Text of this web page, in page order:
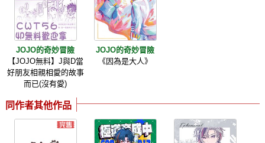
JOJO的奇妙冒險
【JOJO無料】J與D當
好朋友相親相愛的故事
而已(沒有愛)
JOJO的奇妙冒險
《因為是大人》
同作者其他作品